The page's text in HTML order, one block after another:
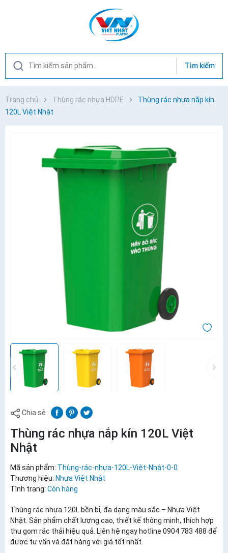
Tìm kiếm
Trang chủ Thùng rác nhựa HDPE
Thùng rác nhựa nắp kín
120L Việt Nhật
Chia sẻ
Thùng rác nhựa nắp kín 120L Việt
Nhật
Mã sản phẩm: Thùng-rác-nhựa-120L-Việt-Nhật-0-0
Thương hiệu: Nhựa Việt Nhật
Tình trạng: Còn hàng
Thùng rác nhựa 120L bền bỉ, đa dạng màu sắc – Nhựa Việt
Nhật. Sản phẩm chất lượng cao, thiết kế thông minh, thích hợp
thu gom rác thải hiệu quả. Liên hệ ngay hotline 0904 783 488 để
được tư vấn và đặt hàng với giá tốt nhất.